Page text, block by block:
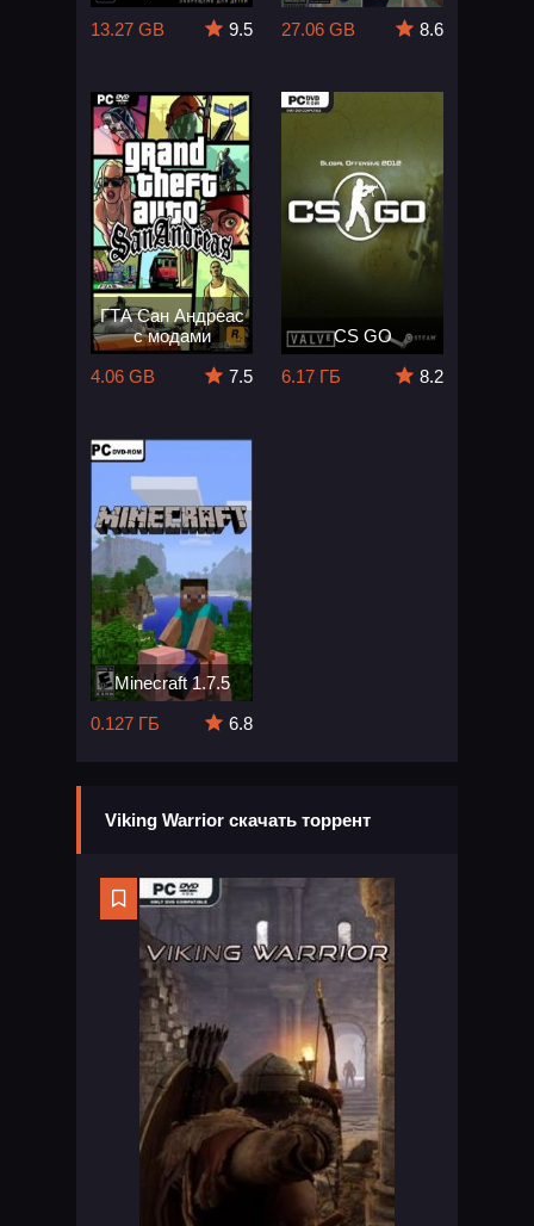
13.27 GB
9.5
27.06 GB
8.6
ГТА Сан Андреас
с модами
4.06 GB
7.5
CS GO
6.17 ГБ
8.2
Minecraft 1.7.5
0.127 ГБ
6.8
Viking Warrior скачать торрент